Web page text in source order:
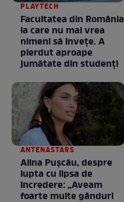
PLAYTECH
Facultatea din România
la care nu mai vrea
nimeni să înveţe. A
pierdut aproape
jumătate din studenţi
ANTENASTARS
Alina Pușcău, despre
lupta cu lipsa de
încredere: „Aveam
foarte multe gânduri